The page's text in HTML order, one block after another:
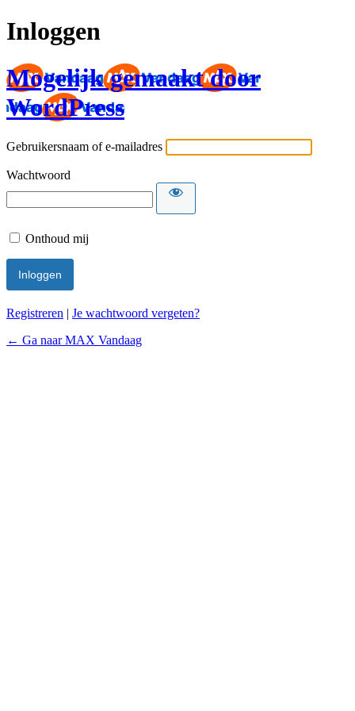
Inloggen
Mogelijk gemaakt door
WordPress
Gebruikersnaam of e-mailadres
Wachtwoord
Onthoud mij
Registreren | Je wachtwoord vergeten?
← Ga naar MAX Vandaag